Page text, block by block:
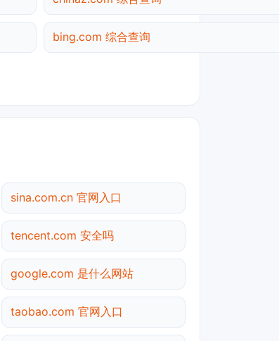
bing.com 综合查询
sina.com.cn 官网入口
tencent.com 安全吗
google.com 是什么网站
taobao.com 官网入口